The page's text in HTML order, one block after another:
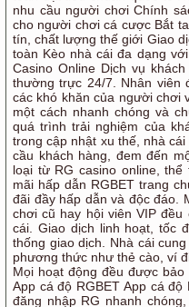
nhu cầu người chơi Chính
cho người chơi cá cược Bắt
tín, chất lượng thế giới Giao
toàn Kèo nhà cái đa dạng
Casino Online Dịch vụ
thường trực 24/7. Nhân viên
các khó khăn của người chơi
một cách nhanh chóng và
quá trình trải nghiệm của
trong cập nhật xu thế, nhà
cầu khách hàng, đem đến
loại từ RG casino online,
mãi hấp dẫn RGBET trang
đãi đầy hấp dẫn và độc đáo.
chơi cũ hay hội viên VIP
cái. Giao dịch linh hoạt, tốc
thống giao dịch. Nhà cái
phương thức như thẻ cào, ví
Mọi hoạt động đều được
App cá độ RGBET App cá
đăng nhập RG nhanh